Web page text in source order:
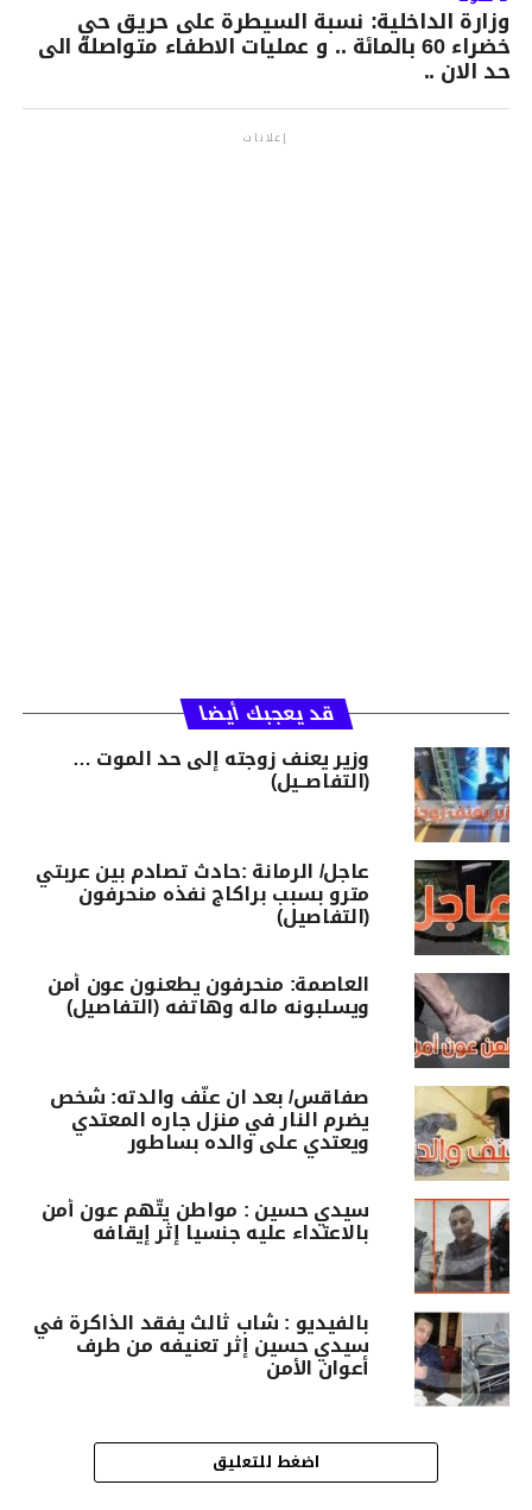
وزارة الداخلية: نسبة السيطرة على حريق حي
خضراء 60 بالمائة .. و عمليات الاطفاء متواصلة الى
حد الان ..
إعلانات
قد يعجبك أيضا
وزير يعنف زوجته إلى حد الموت …
(التفاصــيل)
عاجل/ الرمانة :حادث تصادم بين عربتي
مترو بسبب براكاج نفذه منحرفون
(التفاصيل)
العاصمة: منحرفون يطعنون عون أمن
ويسلبونه ماله وهاتفه (التفاصيل)
صفاقس/ بعد ان عنّف والدته: شخص
يضرم النار في منزل جاره المعتدي
ويعتدي على والده بساطور
سيدي حسين : مواطن يتّهم عون أمن
بالاعتداء عليه جنسيا إثر إيقافه
بالفيديو : شاب ثالث يفقد الذاكرة في
سيدي حسين إثر تعنيفه من طرف
أعوان الأمن
اضغط للتعليق